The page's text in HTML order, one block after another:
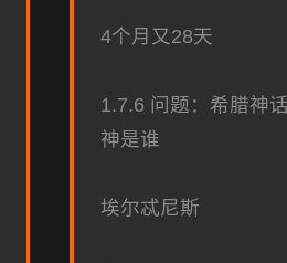
4个月又28天
1.7.6 问题：希腊神
神是谁
埃尔忒尼斯